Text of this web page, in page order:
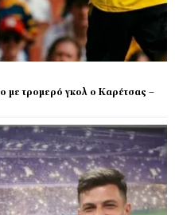
με τρομερό γκολ ο Καρέτσας –